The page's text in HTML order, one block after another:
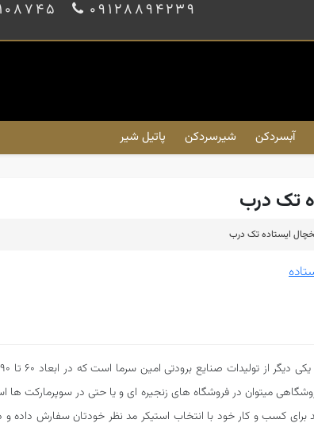
09128894239
آبسردکن شیرسردکن پاتیل شیر
تک درب
ایستاده تک درب
میتوان در فروشگاه های زنجیره ای و یا حتی در سوپرمارکت ها
برای کسب و کار خود با انتخاب استیکر مد نظر خودتان سفارش داده و